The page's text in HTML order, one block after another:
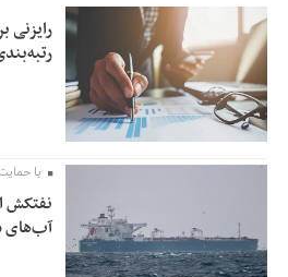
رایزنی
با
نفتکش
آب‌های